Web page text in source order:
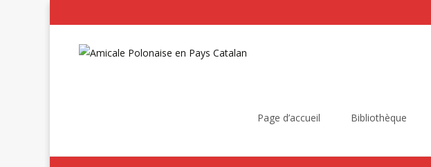
Page d’accueil Bibliothèque